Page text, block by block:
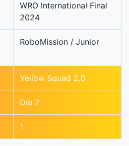
WRO International Final
2024
RoboMission / Junior
Yellow Squad 2.0
Día 2
1